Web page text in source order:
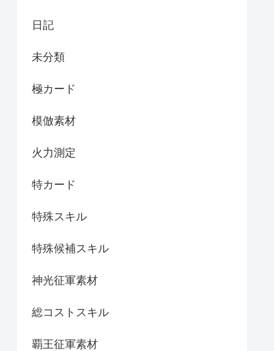
日記
未分類
極カード
模倣素材
火力測定
特カード
特殊スキル
特殊候補スキル
神光征軍素材
総コストスキル
覇王征軍素材